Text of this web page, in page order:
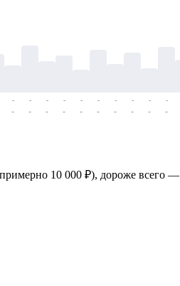
-
-
-
-
-
-
-
-
-
-
-
-
-
-
-
-
-
-
-
-
10 000 ₽), дороже всего